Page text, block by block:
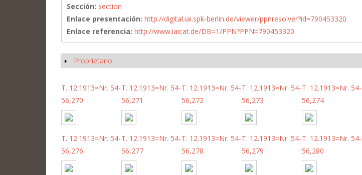
Sección: section
Enlace presentación: http://digital.iai.spk-berlin.de/viewer/ppnresolver?id=790453320
Enlace referencia: http://www.iaicat.de/DB=1/PPN?PPN=790453320
Mostrar
Proprietario
T. 12.1913=Nr. 54-
56,270
T. 12.1913=Nr. 54-
56,271
T. 12.1913=Nr. 54-
56,272
T. 12.1913=Nr. 54-
56,273
T. 12.1913=Nr. 54-
56,274
T. 12.1913=Nr. 54-
56,276
T. 12.1913=Nr. 54-
56,277
T. 12.1913=Nr. 54-
56,278
T. 12.1913=Nr. 54-
56,279
T. 12.1913=Nr. 54-
56,280